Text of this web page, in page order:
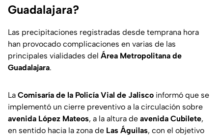
Guadalajara?
Las precipitaciones registradas desde temprana hora
han provocado complicaciones en varias de las
principales vialidades del Área Metropolitana de
Guadalajara.
La Comisaría de la Policía Vial de Jalisco informó que se
implementó un cierre preventivo a la circulación sobre
avenida López Mateos, a la altura de avenida Cubilete,
en sentido hacia la zona de Las Águilas, con el objetivo